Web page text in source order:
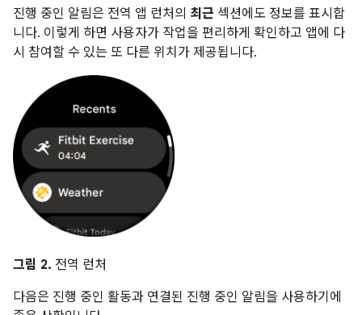
진행 중인 알림은 전역 앱 런처의 최근 섹션에도 정보를 표시합
니다. 이렇게 하면 사용자가 작업을 편리하게 확인하고 앱에 다
시 참여할 수 있는 또 다른 위치가 제공됩니다.
그림 2. 전역 런처
다음은 진행 중인 활동과 연결된 진행 중인 알림을 사용하기에